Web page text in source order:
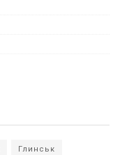
Глинськ